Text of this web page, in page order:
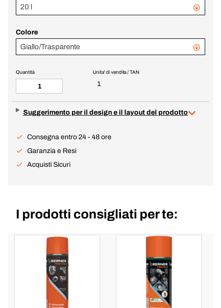
20 l
Colore
Giallo/Trasparente
Unita' di vendita / TAN
1
Quantità
Suggerimento per il design e il layout del prodotto
Consegna entro 24 - 48 ore
Garanzia e Resi
Acquisti Sicuri
I prodotti consigliati per te: